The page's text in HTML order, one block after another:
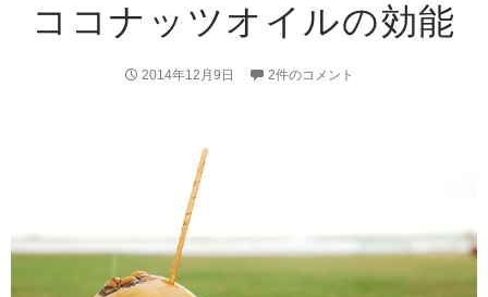
ココナッツオイルの効能
2014年12月9日 2件のコメント